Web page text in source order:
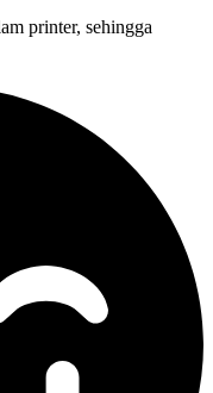
printer, sehingga